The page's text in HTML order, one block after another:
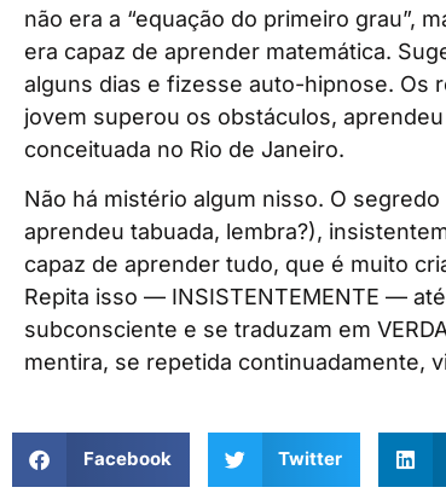
não era a “equação do primeiro grau”,
era capaz de aprender matemática.
alguns dias e fizesse auto-hipnose. Os
jovem superou os obstáculos,
conceituada no Rio de Janeiro.
Não há mistério algum nisso. O
aprendeu tabuada, lembra?),
capaz de aprender tudo, que é muito
Repita isso — INSISTENTEMENTE —
subconsciente e se traduzam em
mentira, se repetida continuadamente,
Facebook Twitter